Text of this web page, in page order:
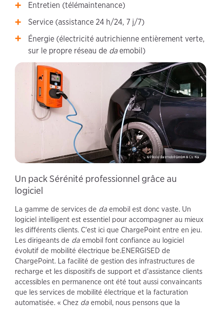
Entretien (télémaintenance)
Service (assistance 24 h/24, 7 j/7)
Énergie (électricité autrichienne entièrement verte,
sur le propre réseau de daemobil)
Un pack Sérénité professionnel grâce au
logiciel
La gamme de services de da emobil est donc vaste. Un
logiciel intelligent est essentiel pour accompagner au mieux
les différents clients. C'est ici que ChargePoint entre en jeu.
Les dirigeants de da emobil font confiance au logiciel
évolutif de mobilité électrique be.ENERGISED de
ChargePoint. La facilité de gestion des infrastructures de
recharge et les dispositifs de support et d'assistance clients
accessibles en permanence ont été tout aussi convaincants
que les services de mobilité électrique et la facturation
automatisée. « Chez da emobil, nous pensons que la